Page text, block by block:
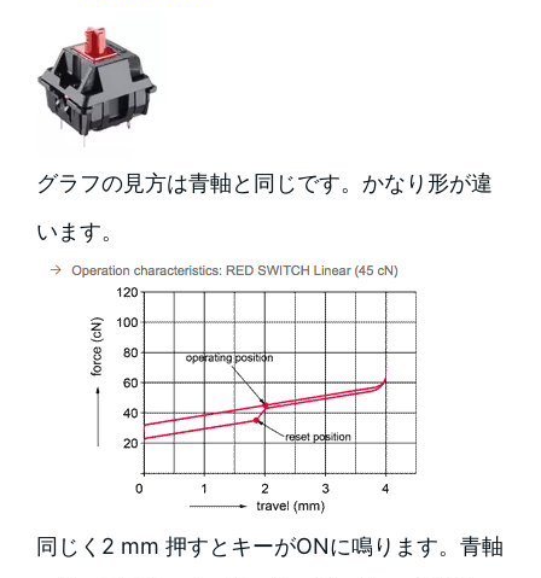
グラフの見方は青軸と同じです。かなり形が違
います。
同じく2 mm 押すとキーがONに鳴ります。青軸